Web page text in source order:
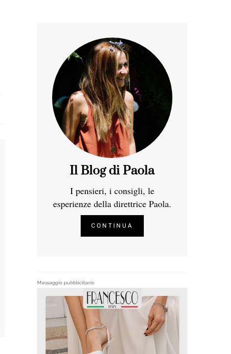
Il Blog di Paola
I pensieri, i consigli, le
esperienze della direttrice Paola.
CONTINUA
Messaggio pubblicitario